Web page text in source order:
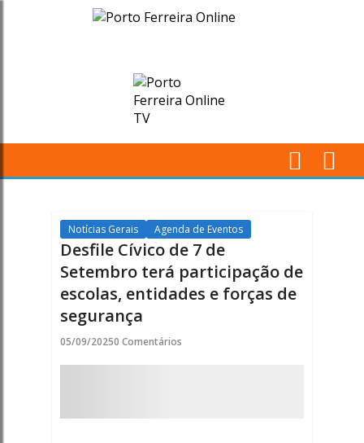
Desfile
terá
participação
de
escolas,
entidades
e
Notícias Gerais Agenda de Eventos
Desfile Cívico de 7 de
Setembro terá participação de
escolas, entidades e forças de
segurança
05/09/20250 Comentários